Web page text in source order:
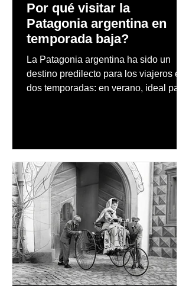
Por qué visitar la
Patagonia argentina en
temporada baja?
La Patagonia argentina ha sido un
destino predilecto para los viajeros en
dos temporadas: en verano, ideal para
observación de pingüinos y los días
nevados en las montañas